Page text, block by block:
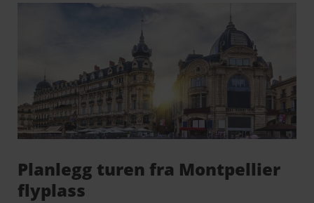
Planlegg turen fra Montpellier
flyplass